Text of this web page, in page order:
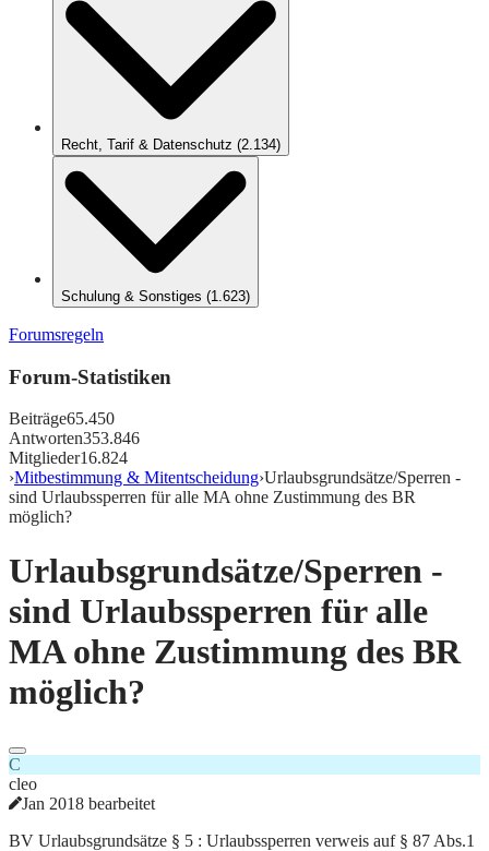
Recht, Tarif & Datenschutz (2.134)
Schulung & Sonstiges (1.623)
Forumsregeln
Forum-Statistiken
Beiträge65.450
Antworten353.846
Mitglieder16.824
›Mitbestimmung & Mitentscheidung›Urlaubsgrundsätze/Sperren -
sind Urlaubssperren für alle MA ohne Zustimmung des BR
möglich?
Urlaubsgrundsätze/Sperren -
sind Urlaubssperren für alle
MA ohne Zustimmung des BR
möglich?
C
cleo
Jan 2018 bearbeitet
BV Urlaubsgrundsätze § 5 : Urlaubssperren verweis auf § 87 Abs.1